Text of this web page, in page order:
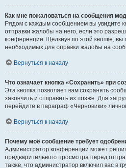
Как мне пожаловаться на сообщения
Рядом с каждым сообщением вы увидите
отправки жалобы на него, если это
конференции. Щёлкнув по этой кнопке, вы
необходимых для оправки жалобы на
Вернуться к началу
Что означает кнопка «Сохранить» при
Эта кнопка позволяет вам сохранять
закончить и отправить их позже. Для
перейдите в параграф «Черновики»
Вернуться к началу
Почему моё сообщение требует
Администратор конференции может
предварительного просмотра перед
также, что администратор включил вас в